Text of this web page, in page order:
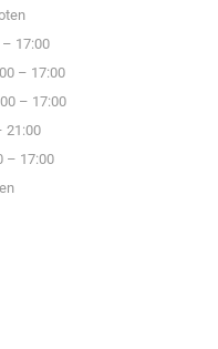
– 17:00
– 17:00
– 17:00
21:00
– 17:00